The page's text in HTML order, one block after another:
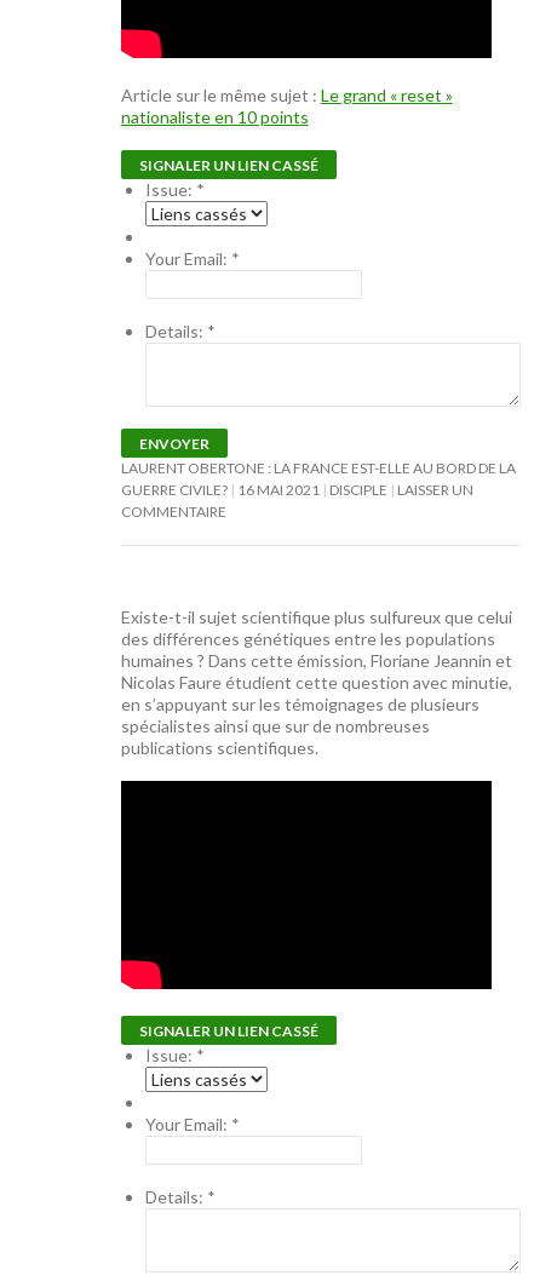
Article sur le même sujet : Le grand « reset »
nationaliste en 10 points
SIGNALER UN LIEN CASSÉ
Issue: *
Your Email: *
Details: *
ENVOYER
LAURENT OBERTONE : LA FRANCE EST-ELLE AU BORD DE LA
GUERRE CIVILE?
16 MAI 2021 DISCIPLE
LAISSER UN
COMMENTAIRE
Existe-t-il sujet scientifique plus sulfureux que celui
des différences génétiques entre les populations
humaines ? Dans cette émission, Floriane Jeannin et
Nicolas Faure étudient cette question avec minutie,
en s’appuyant sur les témoignages de plusieurs
spécialistes ainsi que sur de nombreuses
publications scientifiques.
SIGNALER UN LIEN CASSÉ
Issue: *
Your Email: *
Details: *